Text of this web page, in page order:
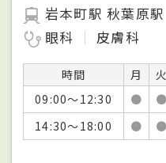
岩本町駅 秋葉原駅
眼科
皮膚科
時間 月 火
09:00～12:30
● ●
14:30～18:00
● ●